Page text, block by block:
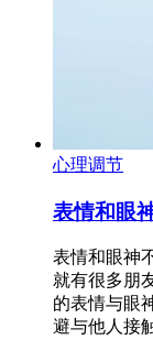
心理调节
表情和眼
表情和眼神
就有很多朋
的表情与眼
避与他人接